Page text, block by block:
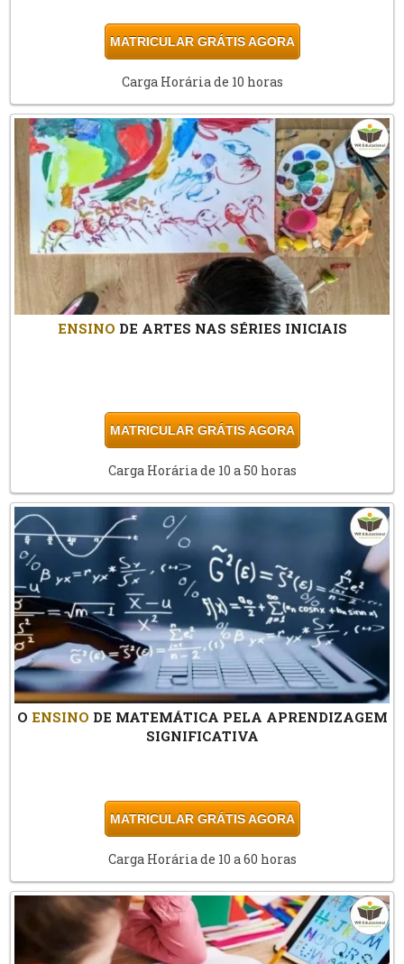
MATRICULAR GRÁTIS AGORA
Carga Horária de 10 horas
ENSINO DE ARTES NAS SÉRIES INICIAIS
MATRICULAR GRÁTIS AGORA
Carga Horária de 10 a 50 horas
O ENSINO DE MATEMÁTICA PELA APRENDIZAGEM
SIGNIFICATIVA
MATRICULAR GRÁTIS AGORA
Carga Horária de 10 a 60 horas